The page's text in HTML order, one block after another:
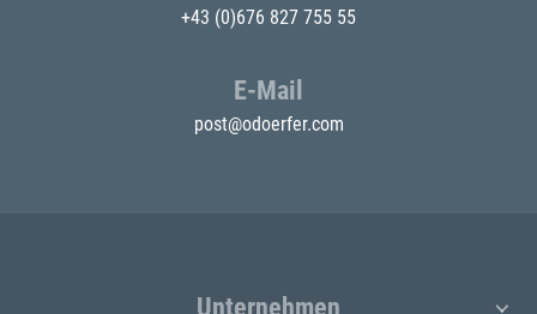
+43 (0)676 827 755 55
E-Mail
post@odoerfer.com
Unternehmen